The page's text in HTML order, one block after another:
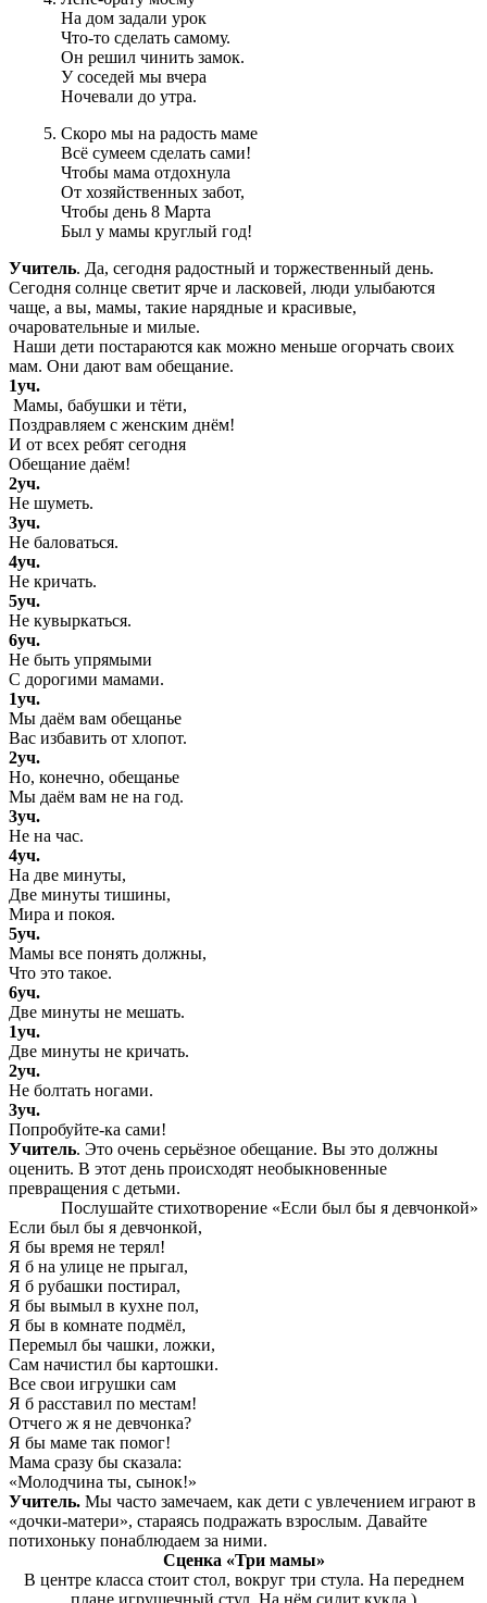
На дом задали урок
Что-то сделать самому.
Он решил чинить замок.
У соседей мы вчера
Ночевали до утра.
Скоро мы на радость маме
Всё сумеем сделать сами!
Чтобы мама отдохнула
От хозяйственных забот,
Чтобы день 8 Марта
Был у мамы круглый год!
Учитель. Да, сегодня радостный и торжественный день.
Сегодня солнце светит ярче и ласковей, люди улыбаются
чаще, а вы, мамы, такие нарядные и красивые,
очаровательные и милые.
Наши дети постараются как можно меньше огорчать своих
мам. Они дают вам обещание.
1уч.
Мамы, бабушки и тёти,
Поздравляем с женским днём!
И от всех ребят сегодня
Обещание даём!
2уч.
Не шуметь.
3уч.
Не баловаться.
4уч.
Не кричать.
5уч.
Не кувыркаться.
6уч.
Не быть упрямыми
С дорогими мамами.
1уч.
Мы даём вам обещанье
Вас избавить от хлопот.
2уч.
Но, конечно, обещанье
Мы даём вам не на год.
3уч.
Не на час.
4уч.
На две минуты,
Две минуты тишины,
Мира и покоя.
5уч.
Мамы все понять должны,
Что это такое.
6уч.
Две минуты не мешать.
1уч.
Две минуты не кричать.
2уч.
Не болтать ногами.
3уч.
Попробуйте-ка сами!
Учитель. Это очень серьёзное обещание. Вы это должны
оценить. В этот день происходят необыкновенные
превращения с детьми.
Послушайте стихотворение «Если был бы я девчонкой»
Если был бы я девчонкой,
Я бы время не терял!
Я б на улице не прыгал,
Я б рубашки постирал,
Я бы вымыл в кухне пол,
Я бы в комнате подмёл,
Перемыл бы чашки, ложки,
Сам начистил бы картошки.
Все свои игрушки сам
Я б расставил по местам!
Отчего ж я не девчонка?
Я бы маме так помог!
Мама сразу бы сказала:
«Молодчина ты, сынок!»
Учитель. Мы часто замечаем, как дети с увлечением играют в
«дочки-матери», стараясь подражать взрослым. Давайте
потихоньку понаблюдаем за ними.
Сценка «Три мамы»
В центре класса стоит стол, вокруг три стула. На переднем
плане игрушечный стул. На нём сидит кукла.)